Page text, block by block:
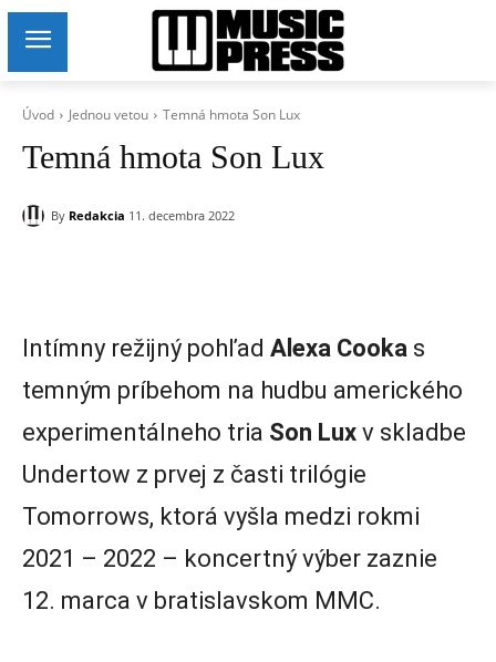
Úvod Jednou vetou Temná hmota Son Lux
Temná hmota Son Lux
By Redakcia 11. decembra 2022
Intímny režijný pohľad Alexa Cooka s
temným príbehom na hudbu amerického
experimentálneho tria Son Lux v skladbe
Undertow z prvej z časti trilógie
Tomorrows, ktorá vyšla medzi rokmi
2021 – 2022 – koncertný výber zaznie
12. marca v bratislavskom MMC.